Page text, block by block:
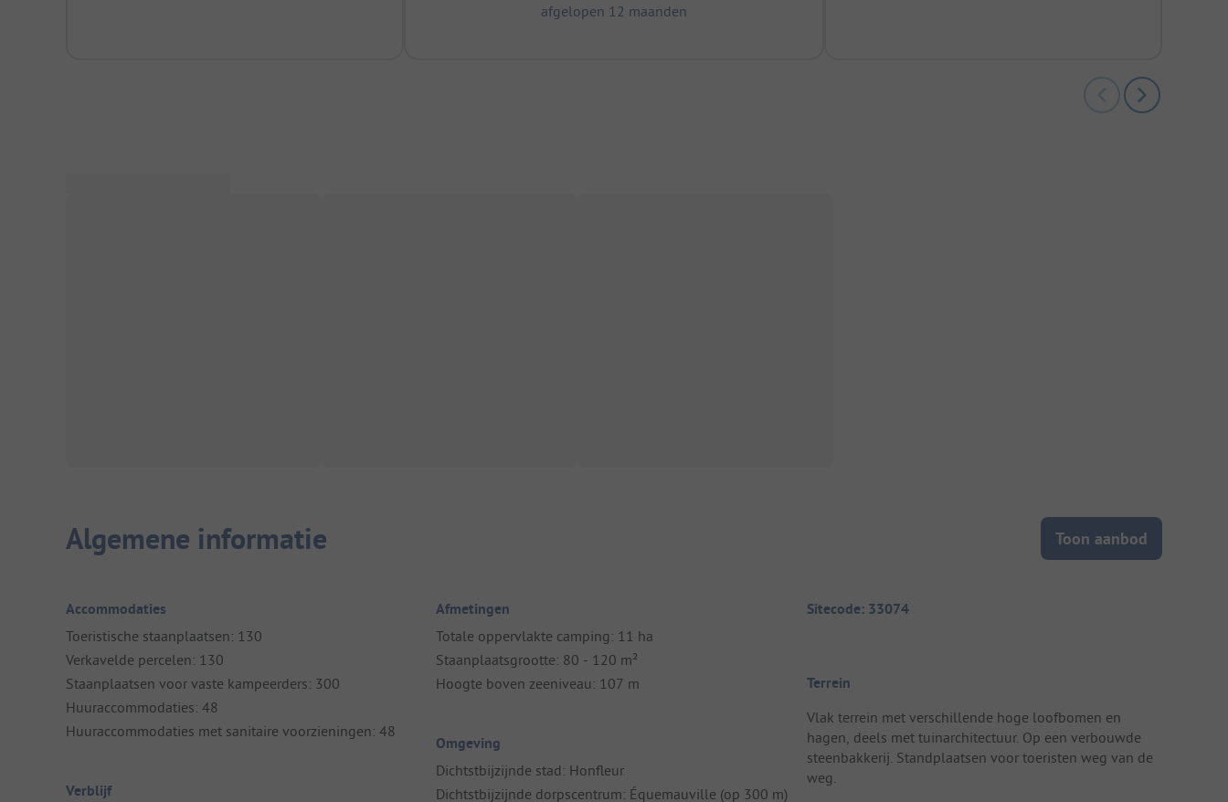
afgelopen 12 maanden
Algemene informatie Toon aanbod
Accommodaties
Toeristische staanplaatsen: 130
Verkavelde percelen: 130
Staanplaatsen voor vaste kampeerders: 300
Huuraccommodaties: 48
Huuraccommodaties met sanitaire voorzieningen: 48
Verblijf
Afmetingen
Totale oppervlakte camping: 11 ha
Staanplaatsgrootte: 80 - 120 m²
Hoogte boven zeeniveau: 107 m
Omgeving
Dichtstbijzijnde stad: Honfleur
Dichtstbijzijnde dorpscentrum: Équemauville (op 300 m)
Sitecode: 33074
Terrein
Vlak terrein met verschillende hoge loofbomen en
hagen, deels met tuinarchitectuur. Op een verbouwde
steenbakkerij. Standplaatsen voor toeristen weg van de
weg.